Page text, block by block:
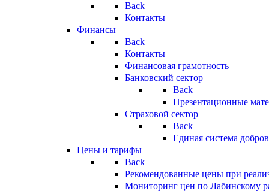
Back
Контакты
Финансы
Back
Контакты
Финансовая грамотность
Банковский сектор
Back
Презентационные
Страховой сектор
Back
Единая система
Цены и тарифы
Back
Рекомендованные цены при
Мониторинг цен по Лабинскому